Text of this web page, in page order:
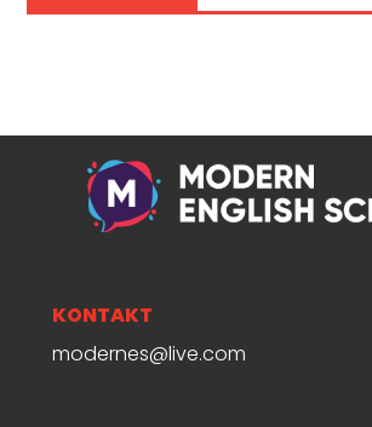
KONTAKT
modernes@live.com